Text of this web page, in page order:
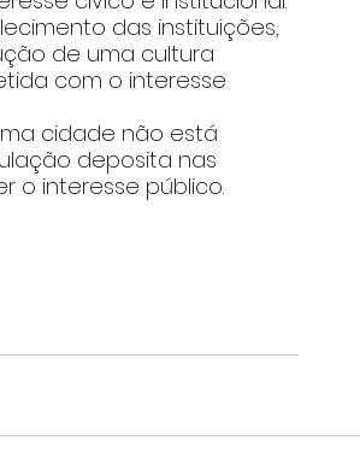
das instituições,
de uma cultura
com o interesse
cidade não está
deposita nas
o interesse público.